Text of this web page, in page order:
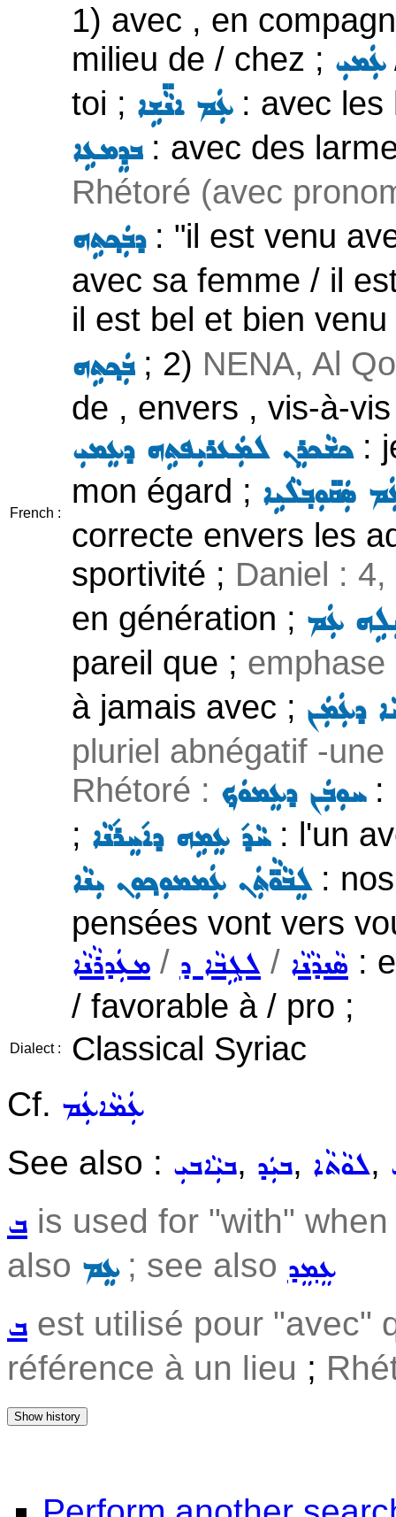
French :
1) avec , en
milieu de / chez ; ܥܲܡܝܼ
toi ; ܥܲܡ ܐܢܵ̈ܫܹܐ: avec les
ܒܕܸܡܥܹܐ: avec des
Rhétoré (avec
ܕܒܲܟ݂ܬܹܗ: "il est venu
avec sa femme / il
il est bel et bien
ܒܲܟ݂ܬܹܗ; 2) NENA, Al
de , envers , vis-à-
ܟܫܵܟܪܸܢ ܠܡܲܥܪܝܼܦܬܹܗ ܕܥܸܡܝܼ:
mon égard ; ܣܲܩ̈ܘܼܒ݂ܠܵܝܹܐ
correcte envers les
sportivité ; Daniel : 4,
en génération ; ܥܲܡ
pareil que ; emphase
à jamais avec ; ܕܥܲܡܲܢ
pluriel abnégatif -
Rhétoré : ܚܘܼܒܲܢ ܕܥܸܡܘܿܟ݂:
; ܚܵܕ݇ ܥܸܡܹܗ ܕܐ݇ܚܸܪ݇ܢܵܐ: l'un
ܠܸܒܵܘ̈ܵܬܲܢ ܥܲܡܡܘܼܟ݂ܘܼܢ ܝܼܢܵܐ:
pensées vont vers
ܡܥܲܕܪܵܢܵܐ / ܠܓܹܒܵܐ ܕ / ܣܵܢܕܵܢܵܐ :
/ favorable à / pro ;
Dialect :
Classical Syriac
Cf. ܥܲܡܵܐܥܲܡ
See also : ܒܝܼܵܐܒܝܼ, ܒܝܲܕ, ܠܘܵܬܵܐ,
ܒ is used for "with"
also ܥܸܡ; see also ܥܸܡܸܕ
ܒ est utilisé pour "avec"
référence à un lieu ;